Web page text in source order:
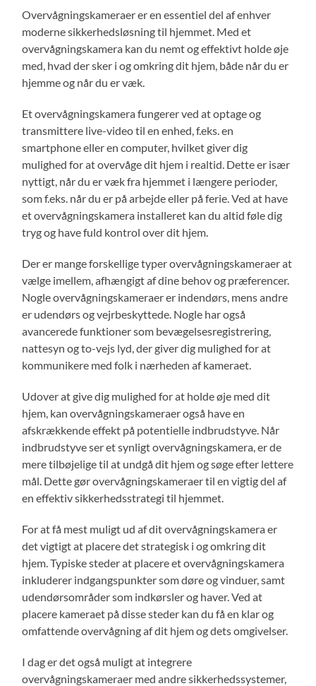
Overvågningskameraer er en essentiel del af enhver
moderne sikkerhedsløsning til hjemmet. Med et
overvågningskamera kan du nemt og effektivt holde øje
med, hvad der sker i og omkring dit hjem, både når du er
hjemme og når du er væk.
Et overvågningskamera fungerer ved at optage og
transmittere live-video til en enhed, f.eks. en
smartphone eller en computer, hvilket giver dig
mulighed for at overvåge dit hjem i realtid. Dette er især
nyttigt, når du er væk fra hjemmet i længere perioder,
som f.eks. når du er på arbejde eller på ferie. Ved at have
et overvågningskamera installeret kan du altid føle dig
tryg og have fuld kontrol over dit hjem.
Der er mange forskellige typer overvågningskameraer at
vælge imellem, afhængigt af dine behov og præferencer.
Nogle overvågningskameraer er indendørs, mens andre
er udendørs og vejrbeskyttede. Nogle har også
avancerede funktioner som bevægelsesregistrering,
nattesyn og to-vejs lyd, der giver dig mulighed for at
kommunikere med folk i nærheden af kameraet.
Udover at give dig mulighed for at holde øje med dit
hjem, kan overvågningskameraer også have en
afskrækkende effekt på potentielle indbrudstyve. Når
indbrudstyve ser et synligt overvågningskamera, er de
mere tilbøjelige til at undgå dit hjem og søge efter lettere
mål. Dette gør overvågningskameraer til en vigtig del af
en effektiv sikkerhedsstrategi til hjemmet.
For at få mest muligt ud af dit overvågningskamera er
det vigtigt at placere det strategisk i og omkring dit
hjem. Typiske steder at placere et overvågningskamera
inkluderer indgangspunkter som døre og vinduer, samt
udendørsområder som indkørsler og haver. Ved at
placere kameraet på disse steder kan du få en klar og
omfattende overvågning af dit hjem og dets omgivelser.
I dag er det også muligt at integrere
overvågningskameraer med andre sikkerhedssystemer,